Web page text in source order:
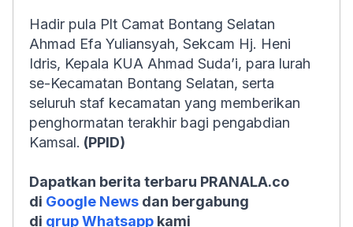
Hadir pula Plt Camat Bontang Selatan
Ahmad Efa Yuliansyah, Sekcam Hj. Heni
Idris, Kepala KUA Ahmad Suda’i, para lurah
se-Kecamatan Bontang Selatan, serta
seluruh staf kecamatan yang memberikan
penghormatan terakhir bagi pengabdian
Kamsal. (PPID)
Dapatkan berita terbaru PRANALA.co
di Google News dan bergabung
di grup Whatsapp kami